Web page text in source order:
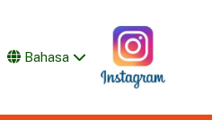
Bahasa